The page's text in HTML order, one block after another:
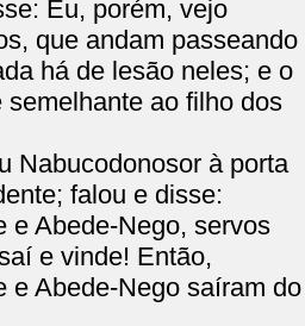
Eu, porém, vejo
que andam passeando
há de lesão neles; e o
ao filho dos
Nabucodonosor à porta
falou e disse:
e Abede-Nego, servos
e vinde! Então,
e Abede-Nego saíram do